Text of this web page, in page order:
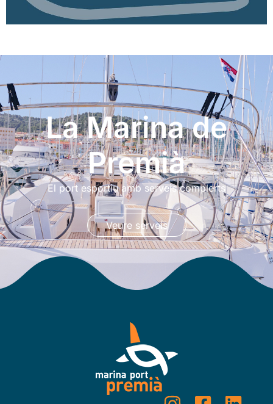
La Marina de
Premià
El port esportiu amb serveis complerts
Veure serveis